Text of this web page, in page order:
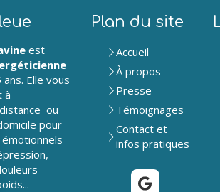
est
Elle vous
à
distance ou
pour
Plan du site
Accueil
À propos
Presse
Témoignages
Contact et
infos pratiques